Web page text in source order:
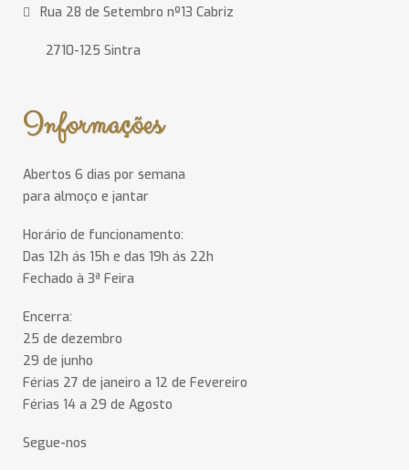
Rua 28 de Setembro nº13 Cabriz
2710-125 Sintra
Informações
Abertos 6 dias por semana
para almoço e jantar
Horário de funcionamento:
Das 12h ás 15h e das 19h ás 22h
Fechado à 3ª Feira
Encerra:
25 de dezembro
29 de junho
Férias 27 de janeiro a 12 de Fevereiro
Férias 14 a 29 de Agosto
Segue-nos